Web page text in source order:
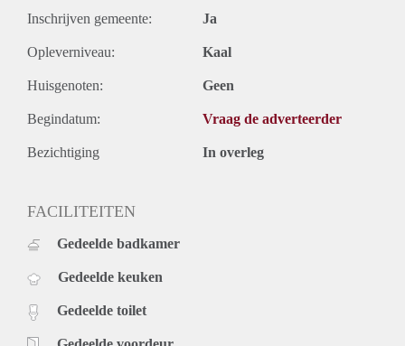
Inschrijven gemeente: Ja
Opleverniveau: Kaal
Huisgenoten: Geen
Begindatum: Vraag de adverteerder
Bezichtiging In overleg
FACILITEITEN
Gedeelde badkamer
Gedeelde keuken
Gedeelde toilet